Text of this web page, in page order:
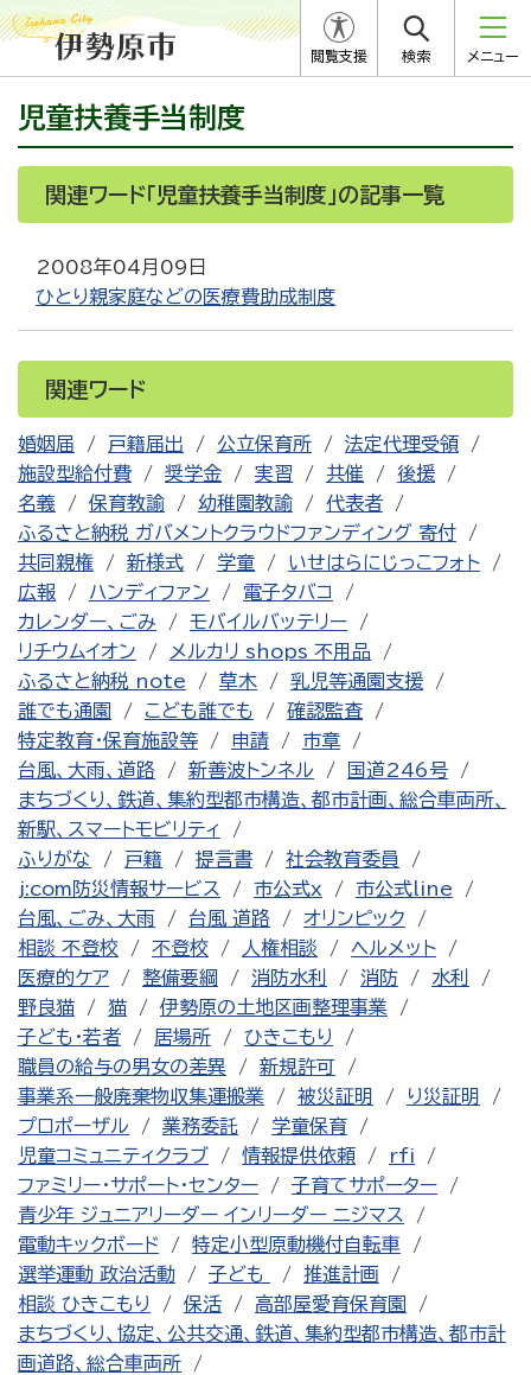
閲覧支援 検索 メニュー
児童扶養手当制度
関連ワード「児童扶養手当制度」の記事一覧
2008年04月09日
ひとり親家庭などの医療費助成制度
関連ワード
婚姻届 戸籍届出 公立保育所
法定代理受領
施設型給付費
奨学金 実習 共催
後援
名義
保育教諭 幼稚園教諭
代表者
ふるさと納税 ガバメントクラウドファンディング 寄付
共同親権
新様式 学童
いせはらにじっこフォト
広報
ハンディファン
電子タバコ
カレンダー、ごみ
モバイルバッテリー
リチウムイオン
メルカリ shops 不用品
ふるさと納税 note
草木
乳児等通園支援
誰でも通園
こども誰でも
確認監査
特定教育・保育施設等
申請
市章
台風、大雨、道路
新善波トンネル
国道246号
まちづくり、鉄道、集約型都市構造、都市計画、総合車両所、
新駅、スマートモビリティ
ふりがな
戸籍 提言書
社会教育委員
j:com防災情報サービス
市公式x
市公式line
台風、ごみ、大雨
台風 道路
オリンピック
相談 不登校
不登校 人権相談
ヘルメット
医療的ケア
整備要綱 消防水利 消防
水利
野良猫
猫
伊勢原の土地区画整理事業
子ども・若者
居場所
ひきこもり
職員の給与の男女の差異
新規許可
事業系一般廃棄物収集運搬業
被災証明
り災証明
プロポーザル
業務委託
学童保育
児童コミュニティクラブ
情報提供依頼
rfi
ファミリー・サポート・センター
子育てサポーター
青少年 ジュニアリーダー インリーダー ニジマス
電動キックボード
特定小型原動機付自転車
選挙運動 政治活動
子ども
推進計画
相談 ひきこもり
保活
高部屋愛育保育園
まちづくり、協定、公共交通、鉄道、集約型都市構造、都市計
画道路、総合車両所